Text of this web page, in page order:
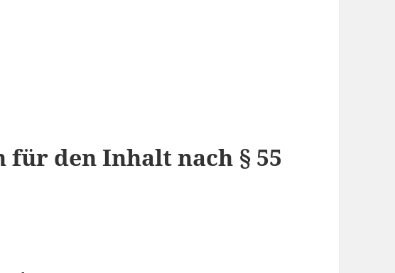
den Inhalt nach § 55